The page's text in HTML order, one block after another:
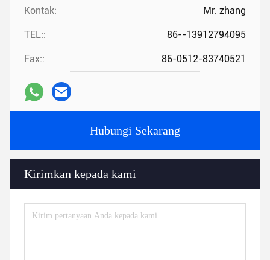
Kontak: Mr. zhang
TEL:: 86--13912794095
Fax:: 86-0512-83740521
Hubungi Sekarang
Kirimkan kepada kami